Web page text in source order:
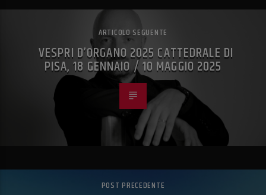
ARTICOLO SEGUENTE
VESPRI D’ORGANO 2025 CATTEDRALE DI
PISA, 18 GENNAIO / 10 MAGGIO 2025
POST PRECEDENTE